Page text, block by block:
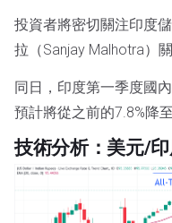
投資者將密切關注印度
拉（Sanjay Malhotra）
同日，印度第一季度國
預計將從之前的7.8%降至
技術分析：美元/